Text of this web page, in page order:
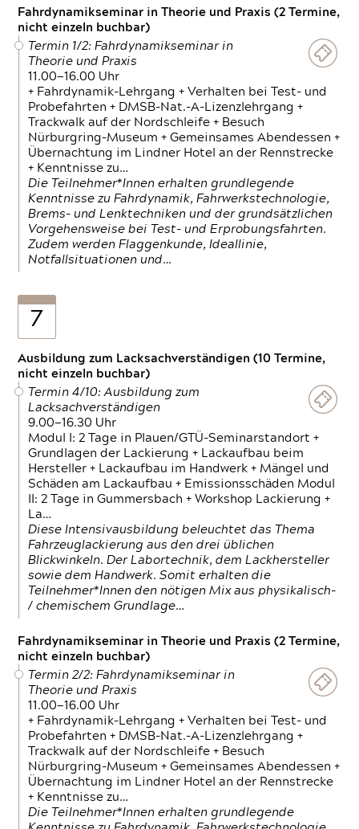
Fahrdynamikseminar in Theorie und Praxis (2 Termine,
nicht einzeln buchbar)
Termin 1/2: Fahrdynamikseminar in
Theorie und Praxis
11.00—16.00 Uhr
+ Fahrdynamik-Lehrgang + Verhalten bei Test- und
Probefahrten + DMSB-Nat.-A-Lizenzlehrgang +
Trackwalk auf der Nordschleife + Besuch
Nürburgring-Museum + Gemeinsames Abendessen +
Übernachtung im Lindner Hotel an der Rennstrecke
+ Kenntnisse zu…
Die Teilnehmer*Innen erhalten grundlegende
Kenntnisse zu Fahrdynamik, Fahrwerkstechnologie,
Brems- und Lenktechniken und der grundsätzlichen
Vorgehensweise bei Test- und Erprobungsfahrten.
Zudem werden Flaggenkunde, Ideallinie,
Notfallsituationen und…
7
Ausbildung zum Lacksachverständigen (10 Termine,
nicht einzeln buchbar)
Termin 4/10: Ausbildung zum
Lacksachverständigen
9.00—16.30 Uhr
Modul I: 2 Tage in Plauen/GTÜ-Seminarstandort +
Grundlagen der Lackierung + Lackaufbau beim
Hersteller + Lackaufbau im Handwerk + Mängel und
Schäden am Lackaufbau + Emissionsschäden Modul
II: 2 Tage in Gummersbach + Workshop Lackierung +
La…
Diese Intensivausbildung beleuchtet das Thema
Fahrzeuglackierung aus den drei üblichen
Blickwinkeln. Der Labortechnik, dem Lackhersteller
sowie dem Handwerk. Somit erhalten die
Teilnehmer*Innen den nötigen Mix aus physikalisch-
/ chemischem Grundlage…
Fahrdynamikseminar in Theorie und Praxis (2 Termine,
nicht einzeln buchbar)
Termin 2/2: Fahrdynamikseminar in
Theorie und Praxis
11.00—16.00 Uhr
+ Fahrdynamik-Lehrgang + Verhalten bei Test- und
Probefahrten + DMSB-Nat.-A-Lizenzlehrgang +
Trackwalk auf der Nordschleife + Besuch
Nürburgring-Museum + Gemeinsames Abendessen +
Übernachtung im Lindner Hotel an der Rennstrecke
+ Kenntnisse zu…
Die Teilnehmer*Innen erhalten grundlegende